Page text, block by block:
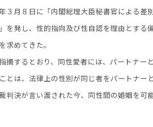
３月８日に「内閣総理大臣秘書官による
を発し、性的指向及び性自認を理由とす
求めてきた。
摘するとおり、同性愛者には、パートナー
とは、法律上の性別が同じ者をパートナ
判決が言い渡された今、同性間の婚姻を可